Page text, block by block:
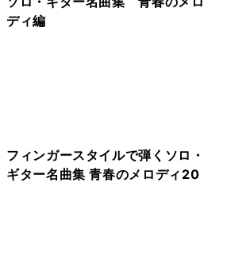
ディ編
フィンガースタイルで弾くソロ・
ギター名曲集 青春のメロディ20